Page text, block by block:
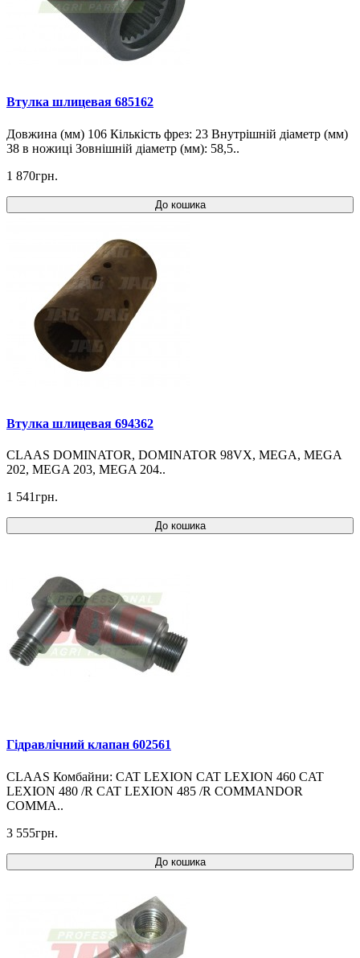
Втулка шлицевая 685162
Довжина (мм) 106 Кількість фрез: 23 Внутрішній діаметр (мм)
38 в ножиці Зовнішній діаметр (мм): 58,5..
1 870грн.
До кошика
Втулка шлицевая 694362
CLAAS DOMINATOR, DOMINATOR 98VX, MEGA, MEGA
202, MEGA 203, MEGA 204..
1 541грн.
До кошика
Гідравлічний клапан 602561
CLAAS Комбайни: CAT LEXION CAT LEXION 460 CAT
LEXION 480 /R CAT LEXION 485 /R COMMANDOR
COMMA..
3 555грн.
До кошика